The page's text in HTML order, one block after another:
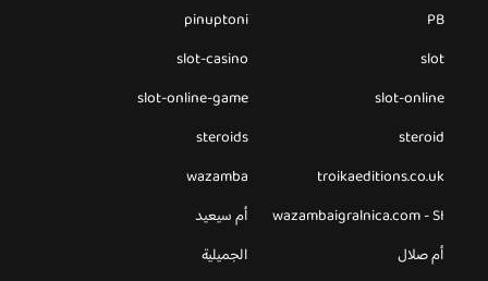
PB
pinuptoni
slot
slot-casino
slot-online
slot-online-game
steroid
steroids
troikaeditions.co.uk
wazamba
wazambaigralnica.com - SI
أم سيعيد
أم صلال
الجميلية